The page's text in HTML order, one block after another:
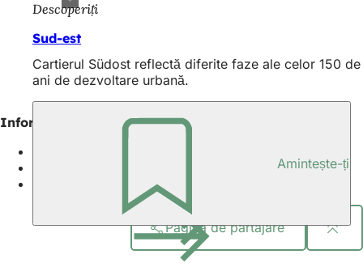
Descoperiți
Sud-est
Cartierul Südost reflectă diferite faze ale celor 150 de
ani de dezvoltare urbană.
Amintește-ți
Informații suplimentare
Cartierele din centrul orașului
Pagina de partajare